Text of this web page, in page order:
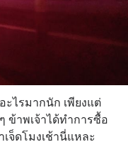
ะไรมากนัก เพียงแต่
ข้าพเจ้าได้ทำการซื้อ
จ็ดโมงเช้านี่แหละ